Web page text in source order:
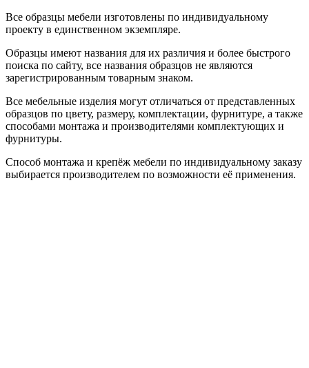
Все образцы мебели изготовлены по индивидуальному
проекту в единственном экземпляре.
Образцы имеют названия для их различия и более быстрого
поиска по сайту, все названия образцов не являются
зарегистрированным товарным знаком.
Все мебельные изделия могут отличаться от представленных
образцов по цвету, размеру, комплектации, фурнитуре, а также
способами монтажа и производителями комплектующих и
фурнитуры.
Способ монтажа и крепёж мебели по индивидуальному заказу
выбирается производителем по возможности её применения.